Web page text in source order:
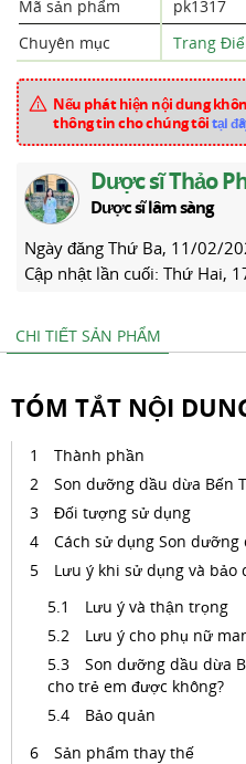
Mã sản phẩm
pk1317
Chuyên mục
Trang
Nếu phát hiện nội dung
thông tin cho chúng tôitại
Dược sĩ Thảo
Dược sĩ lâm sàng
Ngày đăng Thứ Ba, 11/02/
Cập nhật lần cuối: Thứ Hai,
CHI TIẾT SẢN PHẨM
TÓM TẮT NỘI
Thành phần
Son dưỡng dầu dừa Bến
Đối tượng sử dụng
Cách sử dụng Son dưỡng
Lưu ý khi sử dụng và bảo
Lưu ý và thận trọng
Lưu ý cho phụ nữ
Son dưỡng dầu dừa
cho trẻ em được không?
Bảo quản
Sản phẩm thay thế